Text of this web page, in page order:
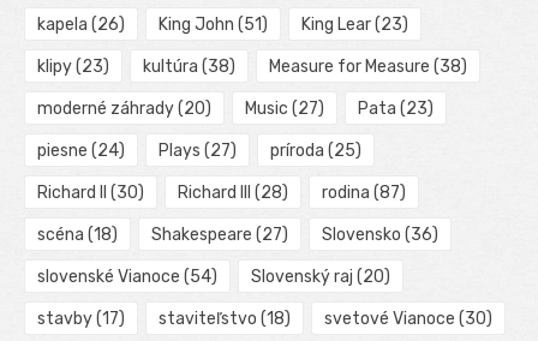
kapela (26) King John (51) King Lear(23)
klipy(23) kultúra (38) Measure for Measure (38)
moderné záhrady(20) Music (27) Pata (23)
piesne (24) Plays (27) príroda (25)
Richard II (30) Richard III (28) rodina (87)
scéna (18) Shakespeare (27) Slovensko (36)
slovenské Vianoce (54) Slovenský raj (20)
stavby(17) staviteľstvo (18) svetové Vianoce (30)